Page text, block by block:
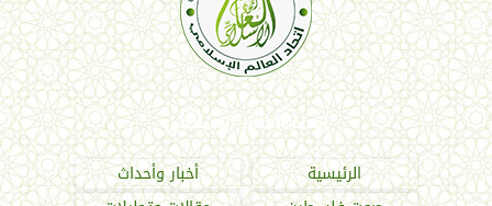
اتحاد العالم الإسلامي
الرئيسية
أخبار وأحداث